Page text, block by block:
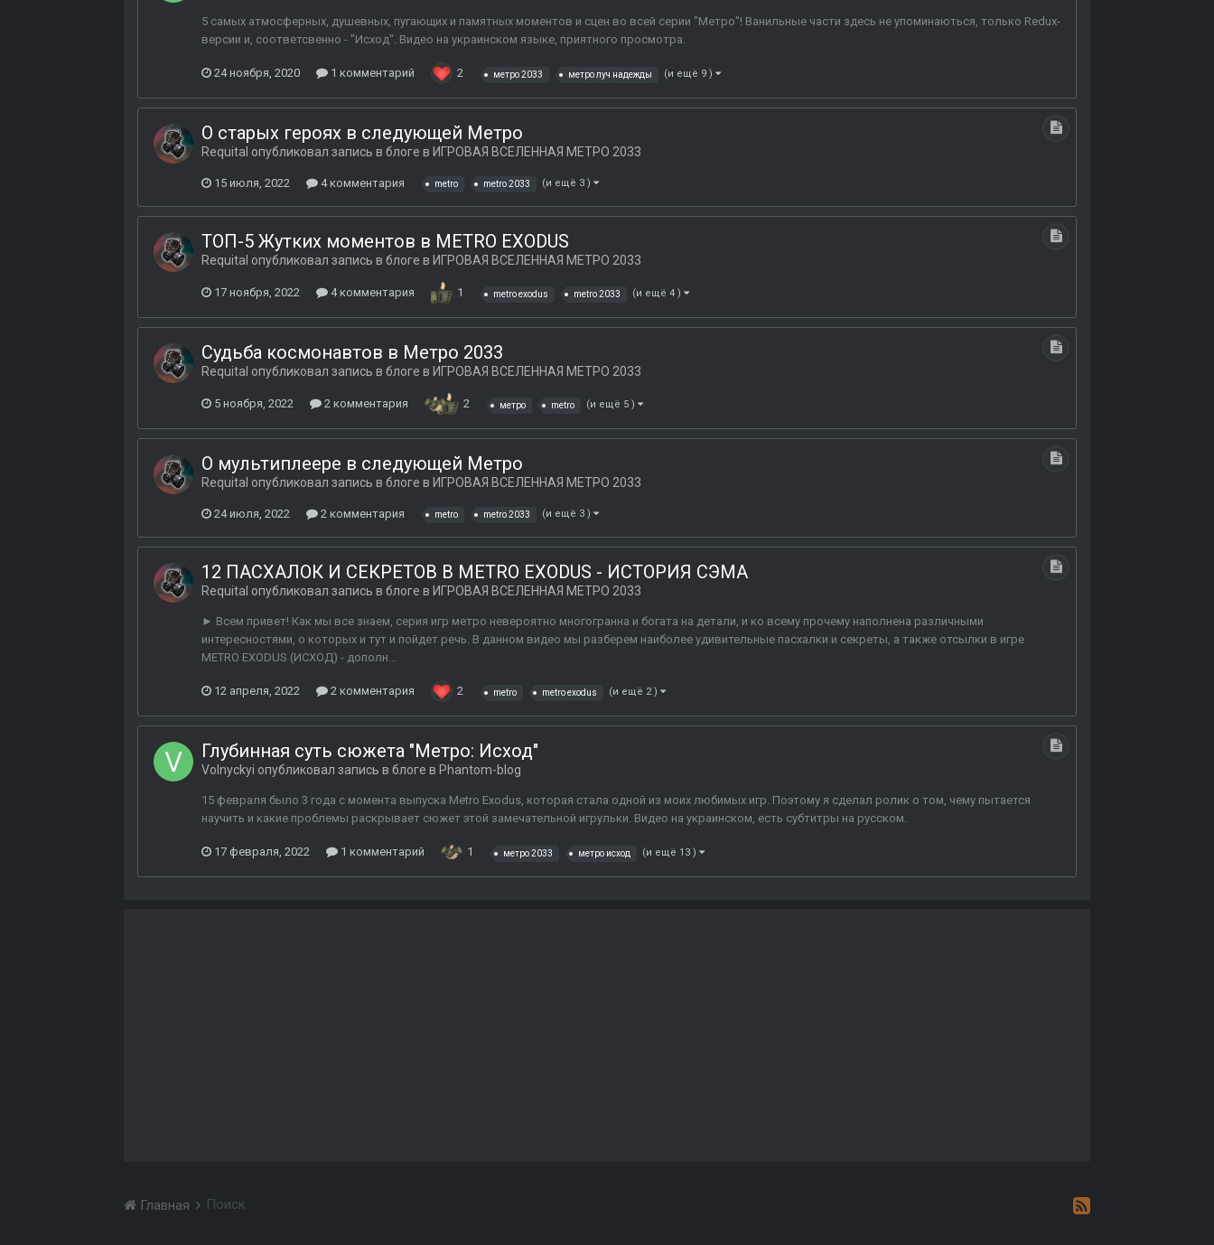
5 самых атмосферных, душевных, пугающих и памятных моментов и сцен во всей серии "Метро"! Ванильные части здесь не упоминаються, только Redux-
версии и, соответсвенно - "Исход". Видео на украинском языке, приятного просмотра.
24 ноября, 2020 1 комментарий 2 метро 2033 метро луч надежды (и ещё 9 )
О старых героях в следующей Метро
Requital опубликовал запись в блоге в ИГРОВАЯ ВСЕЛЕННАЯ МЕТРО 2033
15 июля, 2022 4 комментария metro metro 2033 (и ещё 3 )
ТОП-5 Жутких моментов в METRO EXODUS
Requital опубликовал запись в блоге в ИГРОВАЯ ВСЕЛЕННАЯ МЕТРО 2033
17 ноября, 2022 4 комментария 1 metro exodus metro 2033 (и ещё 4 )
Судьба космонавтов в Метро 2033
Requital опубликовал запись в блоге в ИГРОВАЯ ВСЕЛЕННАЯ МЕТРО 2033
5 ноября, 2022 2 комментария 2 метро metro (и ещё 5 )
О мультиплеере в следующей Метро
Requital опубликовал запись в блоге в ИГРОВАЯ ВСЕЛЕННАЯ МЕТРО 2033
24 июля, 2022 2 комментария metro metro 2033 (и ещё 3 )
12 ПАСХАЛОК И СЕКРЕТОВ В METRO EXODUS - ИСТОРИЯ СЭМА
Requital опубликовал запись в блоге в ИГРОВАЯ ВСЕЛЕННАЯ МЕТРО 2033
► Всем привет! Как мы все знаем, серия игр метро невероятно многогранна и богата на детали, и ко всему прочему наполнена различными
интересностями, о которых и тут и пойдет речь. В данном видео мы разберем наиболее удивительные пасхалки и секреты, а также отсылки в игре
METRO EXODUS (ИСХОД) - дополн...
12 апреля, 2022 2 комментария 2 metro metro exodus (и ещё 2 )
Глубинная суть сюжета "Метро: Исход"
Volnyckyi опубликовал запись в блоге в Phantom-blog
15 февраля было 3 года с момента выпуска Metro Exodus, которая стала одной из моих любимых игр. Поэтому я сделал ролик о том, чему пытается
научить и какие проблемы раскрывает сюжет этой замечательной игрульки. Видео на украинском, есть субтитры на русском.
17 февраля, 2022 1 комментарий 1 метро 2033 метро исход (и ещё 13 )
Главная Поиск